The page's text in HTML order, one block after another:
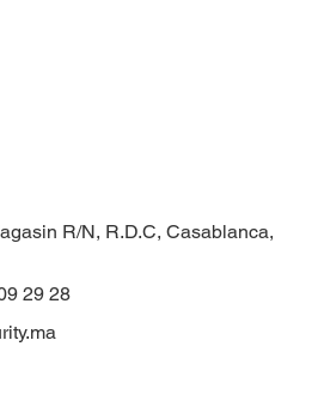
R/N, R.D.C, Casablanca,
29 28